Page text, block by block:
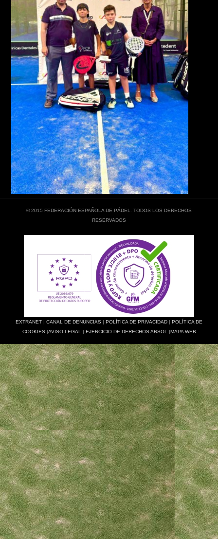
© 2015 FEDERACIÓN ESPAÑOLA DE PÁDEL. TODOS LOS DERECHOS
RESERVADOS
EXTRANET | CANAL DE DENUNCIAS | POLÍTICA DE PRIVACIDAD | POLÍTICA DE
COOKIES|AVISO LEGAL | EJERCICIO DE DERECHOS ARSOL |MAPA WEB